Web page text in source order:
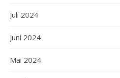
Juli 2024
Juni 2024
Mai 2024